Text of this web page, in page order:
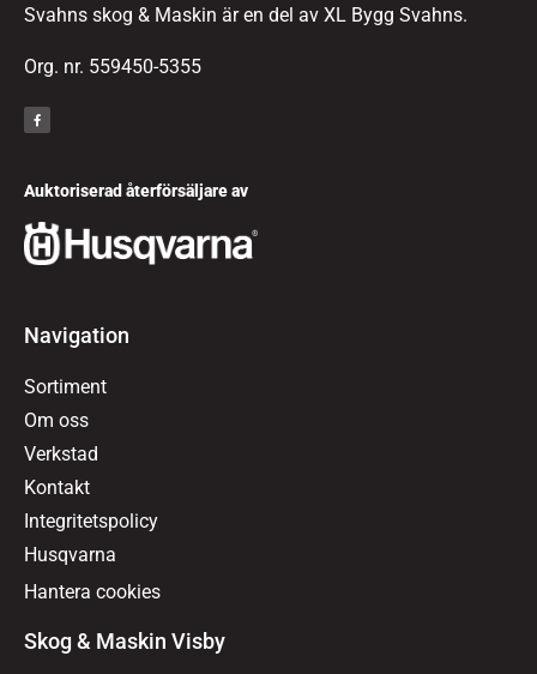
Svahns skog & Maskin är en del av XL Bygg Svahns.
Org. nr. 559450-5355
Auktoriserad återförsäljare av
Navigation
Sortiment
Om oss
Verkstad
Kontakt
Integritetspolicy
Husqvarna
Hantera cookies
Skog & Maskin Visby